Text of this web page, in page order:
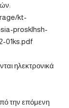
kt-
prosklhsh-
01ks.pdf
ηλεκτρονικά
την επόμενη